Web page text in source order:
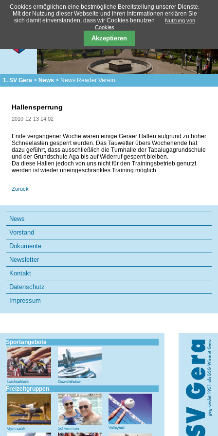
1. SV Gera News News Reader Verein
Hallensperrung
2010-12-13 14:02
Ende vergangener Woche waren einige Geraer Hallen aufgrund zu hoher
Schneelasten gesperrt wurden. Das Tauwetter übers Wochenende hat
dazu geführt, dass ausschließlich die Turnhalle der Tabalugagrundschule
und der Grundschule Aga bis auf Widerruf gesperrt bleiben.
Da diese Hallen jedoch von uns nicht für den Trainingsbetrieb genutzt
werden ist wieder uneingeschränktes Training möglich.
Zurück
Navigation
überspringen
News
Vorstand
Dokumente
Newsletter
Kontakt
Datenschutz
Impressum
Sportangebote
Leichtathletik Gewichtheben
Freizeitgruppen
Gymnastik Schwimmen Volleyball
Cookies ermöglichen eine bestmögliche Bereitstellung unserer Dienste.
Mit der Nutzung dieser Webseite und ihren Informationen erklären Sie
sich damit einverstanden, dass wir Cookies benutzen
Nutzung von
Cookies
Akzeptieren